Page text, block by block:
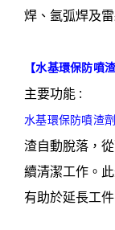
焊、氬弧焊及
【水基環保防噴
主要功能 :
水基環保防噴渣劑
渣自動脫落，
續清潔工作。
有助於延長工